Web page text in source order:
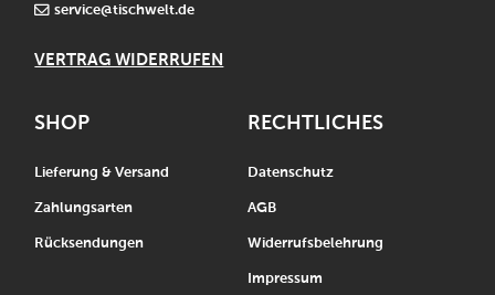
service@tischwelt.de
VERTRAG WIDERRUFEN
SHOP
Lieferung & Versand
Zahlungsarten
Rücksendungen
RECHTLICHES
Datenschutz
AGB
Widerrufsbelehrung
Impressum